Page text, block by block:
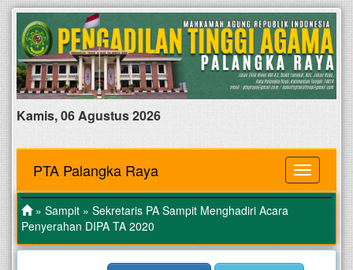
Kamis, 06 Agustus 2026
MENU
PTA Palangka Raya
» Sampit » Sekretaris PA Sampit Menghadiri Acara
Penyerahan DIPA TA 2020